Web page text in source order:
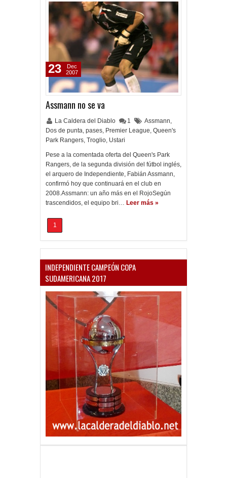
Assmann no se va
La Caldera del Diablo 1 Assmann,
Dos de punta, pases, Premier League, Queen's
Park Rangers, Troglio, Ustari
Pese a la comentada oferta del Queen's Park
Rangers, de la segunda división del fútbol inglés,
el arquero de Independiente, Fabián Assmann,
confirmó hoy que continuará en el club en
2008.Assmann: un año más en el RojoSegún
trascendidos, el equipo bri… Leer más »
23
Dec
2007
1
INDEPENDIENTE CAMPEÓN COPA
SUDAMERICANA 2017